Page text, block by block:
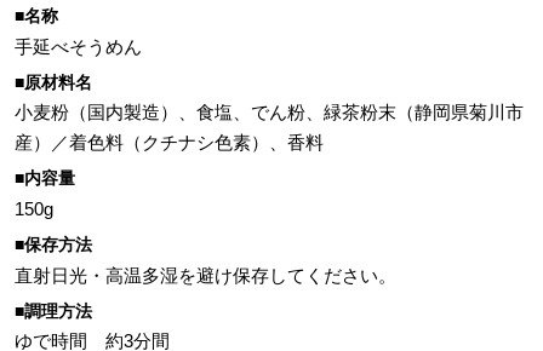
■名称
手延べそうめん
■原材料名
小麦粉（国内製造）、食塩、でん粉、緑茶粉末（静岡県菊川市
産）／着色料（クチナシ色素）、香料
■内容量
150g
■保存方法
直射日光・高温多湿を避け保存してください。
■調理方法
ゆで時間 約3分間